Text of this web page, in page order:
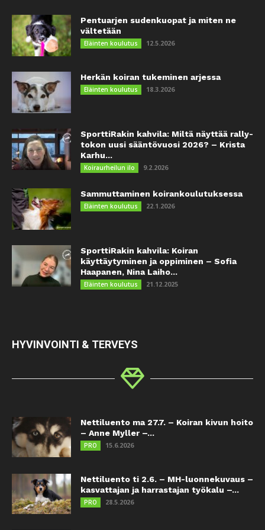
Pentuarjen sudenkuopat ja miten ne
vältetään
Eläinten koulutus 12.5.2026
Herkän koiran tukeminen arjessa
Eläinten koulutus 18.3.2026
SporttiRakin kahvila: Miltä näyttää rally-
tokon uusi sääntövuosi 2026? – Krista
Karhu...
Koiraurheilun ilo 9.2.2026
Sammuttaminen koirankoulutuksessa
Eläinten koulutus 22.1.2026
SporttiRakin kahvila: Koiran
käyttäytyminen ja oppiminen – Sofia
Haapanen, Nina Laiho...
Eläinten koulutus 21.12.2025
HYVINVOINTI & TERVEYS
Nettiluento ma 27.7. – Koiran kivun hoito
– Anne Myller –...
PRO 15.6.2026
Nettiluento ti 2.6. – MH-luonnekuvaus –
kasvattajan ja harrastajan työkalu –...
PRO 28.5.2026